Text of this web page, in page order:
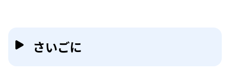
さいごに